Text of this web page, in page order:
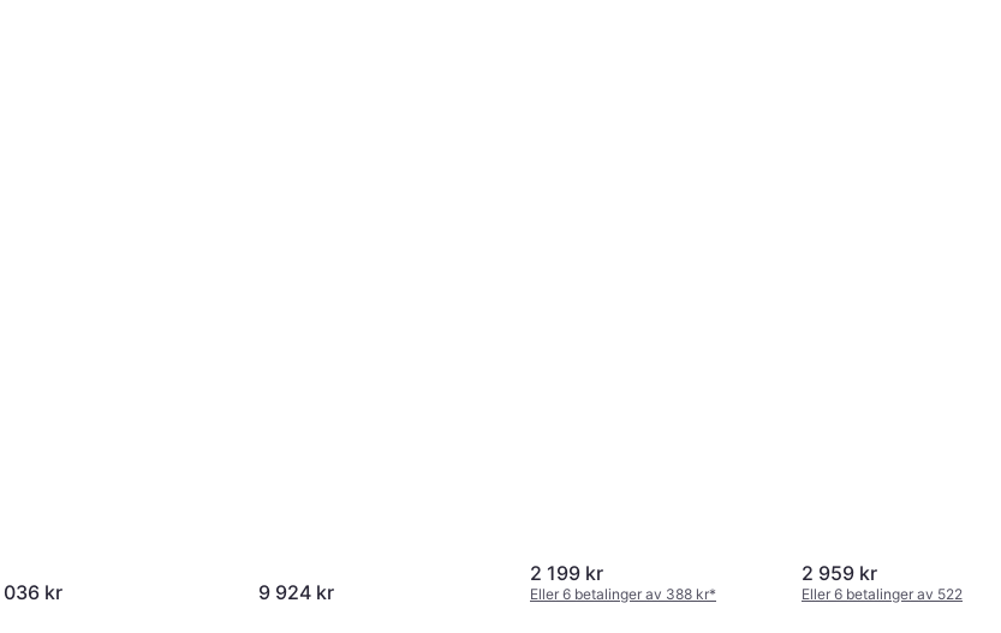
036 kr 9 924 kr
2 199 kr
Eller 6 betalinger av 388 kr*
2 959 kr
Eller 6 betalinger av 522 kr